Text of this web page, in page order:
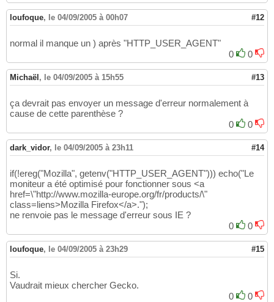
loufoque, le 04/09/2005 à 00h07 #12
normal il manque un ) après "HTTP_USER_AGENT"
0
0
Michaël, le 04/09/2005 à 15h55 #13
ça devrait pas envoyer un message d'erreur normalement à
cause de cette parenthèse ?
0
0
dark_vidor, le 04/09/2005 à 23h11 #14
if(!ereg("Mozilla", getenv("HTTP_USER_AGENT"))) echo("Le
moniteur a été optimisé pour fonctionner sous <a
href=\"http://www.mozilla-europe.org/fr/products/\"
class=liens>Mozilla Firefox</a>.");
ne renvoie pas le message d'erreur sous IE ?
0
0
loufoque, le 04/09/2005 à 23h29 #15
Si.
Vaudrait mieux chercher Gecko.
0
0